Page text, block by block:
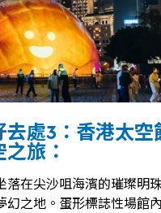
去處3：香港太
旅：
落在尖沙咀海濱的璀璨明
幻之地。蛋形標誌性場館